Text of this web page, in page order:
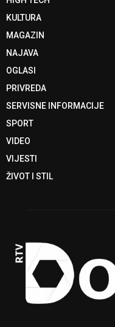
KULTURA
MAGAZIN
NAJAVA
OGLASI
PRIVREDA
SERVISNE INFORMACIJE
SPORT
VIDEO
VIJESTI
ŽIVOT I STIL